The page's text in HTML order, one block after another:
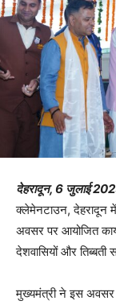
देहरादून, 6 जुलाई
क्लेमेनटाउन, देहरादून
अवसर पर आयोजित
देशवासियों और तिब्बती
मुख्यमंत्री ने इस अवसर